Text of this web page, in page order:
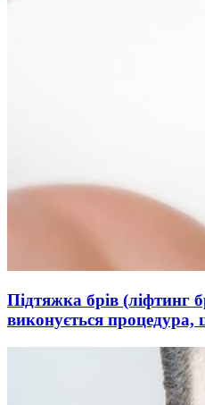
Підтяжка брів (ліфтинг
виконується процедура,